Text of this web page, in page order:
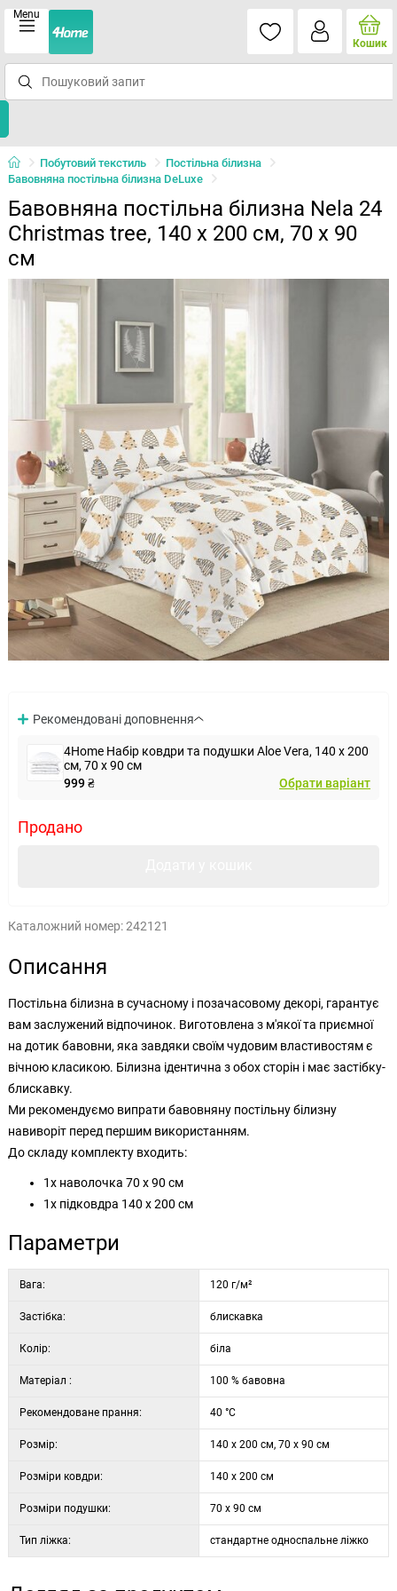
Menu
Кошик
Побутовий текстиль
Постільна білизна
Бавовняна постільна білизна DeLuxe
Бавовняна постільна білизна Nela 24
Christmas tree, 140 x 200 см, 70 x 90
см
Рекомендовані доповнення
4Home Набір ковдри та подушки Aloe Vera, 140 x 200
см, 70 x 90 см
999 ₴
Обрати варіант
Продано
Каталожний номер:242121
Описання
Постільна білизна в сучасному і позачасовому декорі, гарантує
вам заслужений відпочинок. Виготовлена з м'якої та приємної
на дотик бавовни, яка завдяки своїм чудовим властивостям є
вічною класикою. Білизна ідентична з обох сторін і має застібку-
блискавку.
Ми рекомендуємо випрати бавовняну постільну білизну
навиворіт перед першим використанням.
До складу комплекту входить:
1x наволочка 70 х 90 см
1x підковдра 140 х 200 см
Параметри
Вага: 120 г/м²
Застібка: блискавка
Колір: біла
Матеріал : 100 % бавовна
Рекомендоване прання: 40 °C
Розмір: 140 x 200 см, 70 x 90 см
Розміри ковдри: 140 x 200 см
Розміри подушки: 70 x 90 см
Тип ліжка: стандартне односпальне ліжко